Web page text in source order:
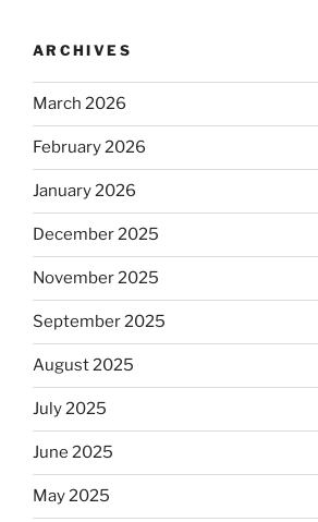
ARCHIVES
March 2026
February 2026
January 2026
December 2025
November 2025
September 2025
August 2025
July 2025
June 2025
May 2025